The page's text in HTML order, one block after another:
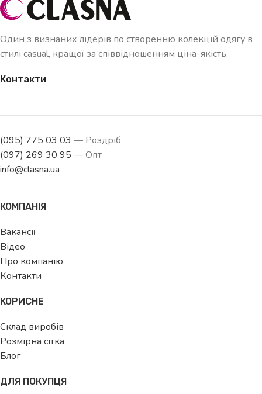
Один з визнаних лідерів по створенню колекцій одягу в
стилі casual, кращої за співвідношенням ціна-якість.
Контакти
(095) 775 03 03 — Роздріб
(097) 269 30 95 — Опт
info@clasna.ua
КОМПАНІЯ
Вакансії
Відео
Про компанію
Контакти
КОРИСНЕ
Склад виробів
Розмірна сітка
Блог
ДЛЯ ПОКУПЦЯ